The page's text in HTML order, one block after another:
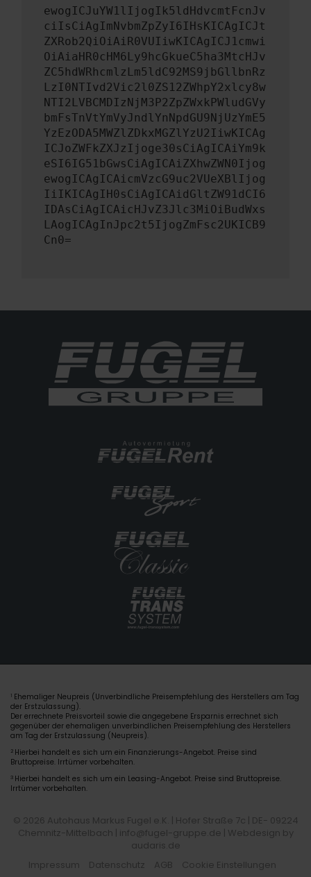
ewogICJuYW1lIjogIk5ldHdvcmtFcnJv
ciIsCiAgImNvbmZpZyI6IHsKICAgICJt
ZXRob2QiOiAiR0VUIiwKICAgICJ1cmwi
OiAiaHR0cHM6Ly9hcGkueC5ha3MtcHJv
ZC5hdWRhcmlzLm5ldC92MS9jbGllbnRz
LzI0NTIvd2Vic2l0ZS12ZWhpY2xlcy8w
NTI2LVBCMDIzNjM3P2ZpZWxkPWludGVy
bmFsTnVtYmVyJndlYnNpdGU9NjUzYmE5
YzEzODA5MWZlZDkxMGZlYzU2IiwKICAg
ICJoZWFkZXJzIjoge30sCiAgICAiYm9k
eSI6IG51bGwsCiAgICAiZXhwZWN0Ijog
ewogICAgICAicmVzcG9uc2VUeXBlIjog
IiIKICAgIH0sCiAgICAidGltZW91dCI6
IDAsCiAgICAicHJvZ3Jlc3MiOiBudWxs
LAogICAgInJpc2t5IjogZmFsc2UKICB9
Cn0=
1 Ehemaliger Neupreis (Unverbindliche Preisempfehlung des Herstellers am Tag
der Erstzulassung).
Der errechnete Preisvorteil sowie die angegebene Ersparnis errechnet sich
gegenüber der ehemaligen unverbindlichen Preisempfehlung des Herstellers
am Tag der Erstzulassung (Neupreis).
2 Hierbei handelt es sich um ein Finanzierungs-Angebot. Preise sind
Bruttopreise. Irrtümer vorbehalten.
3 Hierbei handelt es sich um ein Leasing-Angebot. Preise sind Bruttopreise.
Irrtümer vorbehalten.
© 2026 Autohaus Markus Fugel e.K. | Hofer Straße 7c | DE- 09224
Chemnitz-Mittelbach | info@fugel-gruppe.de | Webdesign by
audaris.de
Impressum
Datenschutz AGB Cookie Einstellungen